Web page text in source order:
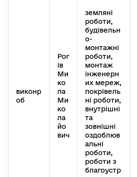
виконр
об
Рог
ів
Ми
ко
ла
Ми
ко
ла
йо
вич
земляні
роботи,
будівельн
о-
монтажні
роботи,
монтаж
інженерн
их мереж,
покрівель
ні роботи,
внутрішні
та
зовнішні
оздоблюв
альні
роботи,
роботи з
благоустр